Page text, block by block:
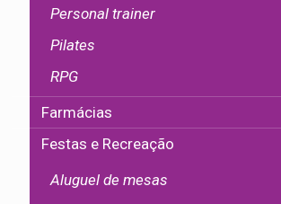
Personal trainer
Pilates
RPG
Farmácias
Festas e Recreação
Aluguel de mesas